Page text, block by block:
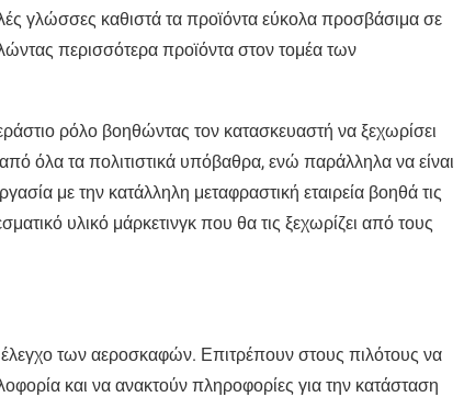
γλώσσες καθιστά τα προϊόντα εύκολα προσβάσιμα σε
περισσότερα προϊόντα στον τομέα των
ρόλο βοηθώντας τον κατασκευαστή να ξεχωρίσει
όλα τα πολιτιστικά υπόβαθρα, ενώ παράλληλα να είναι
με την κατάλληλη μεταφραστική εταιρεία βοηθά τις
υλικό μάρκετινγκ που θα τις ξεχωρίζει από τους
των αεροσκαφών. Επιτρέπουν στους πιλότους να
και να ανακτούν πληροφορίες για την κατάσταση